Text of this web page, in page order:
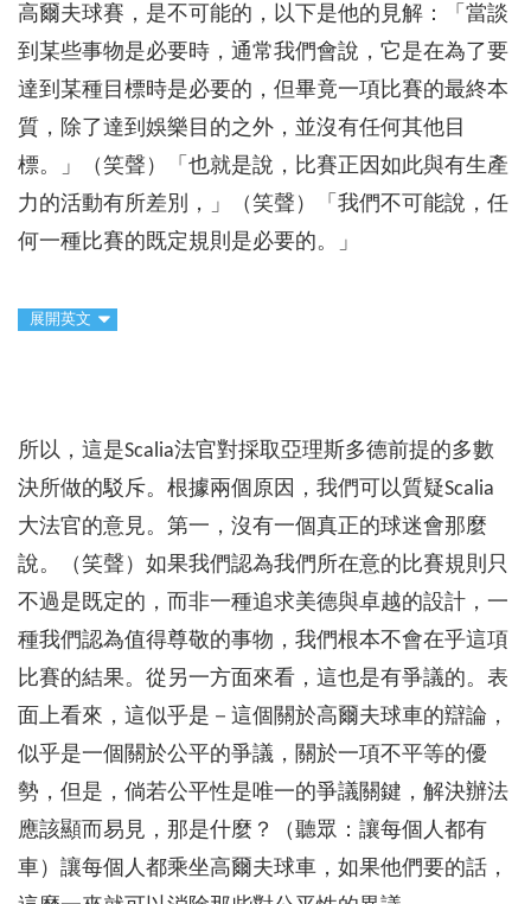
高爾夫球賽，是不可能的，以下是他的見解：「當談
到某些事物是必要時，通常我們會說，它是在為了要
達到某種目標時是必要的，但畢竟一項比賽的最終本
質，除了達到娛樂目的之外，並沒有任何其他目
標。」（笑聲）「也就是說，比賽正因如此與有生產
力的活動有所差別，」（笑聲）「我們不可能說，任
何一種比賽的既定規則是必要的。」
展開英文
所以，這是Scalia法官對採取亞理斯多德前提的多數
決所做的駁斥。根據兩個原因，我們可以質疑Scalia
大法官的意見。第一，沒有一個真正的球迷會那麼
說。（笑聲）如果我們認為我們所在意的比賽規則只
不過是既定的，而非一種追求美德與卓越的設計，一
種我們認為值得尊敬的事物，我們根本不會在乎這項
比賽的結果。從另一方面來看，這也是有爭議的。表
面上看來，這似乎是－這個關於高爾夫球車的辯論，
似乎是一個關於公平的爭議，關於一項不平等的優
勢，但是，倘若公平性是唯一的爭議關鍵，解決辦法
應該顯而易見，那是什麼？（聽眾：讓每個人都有
車）讓每個人都乘坐高爾夫球車，如果他們要的話，